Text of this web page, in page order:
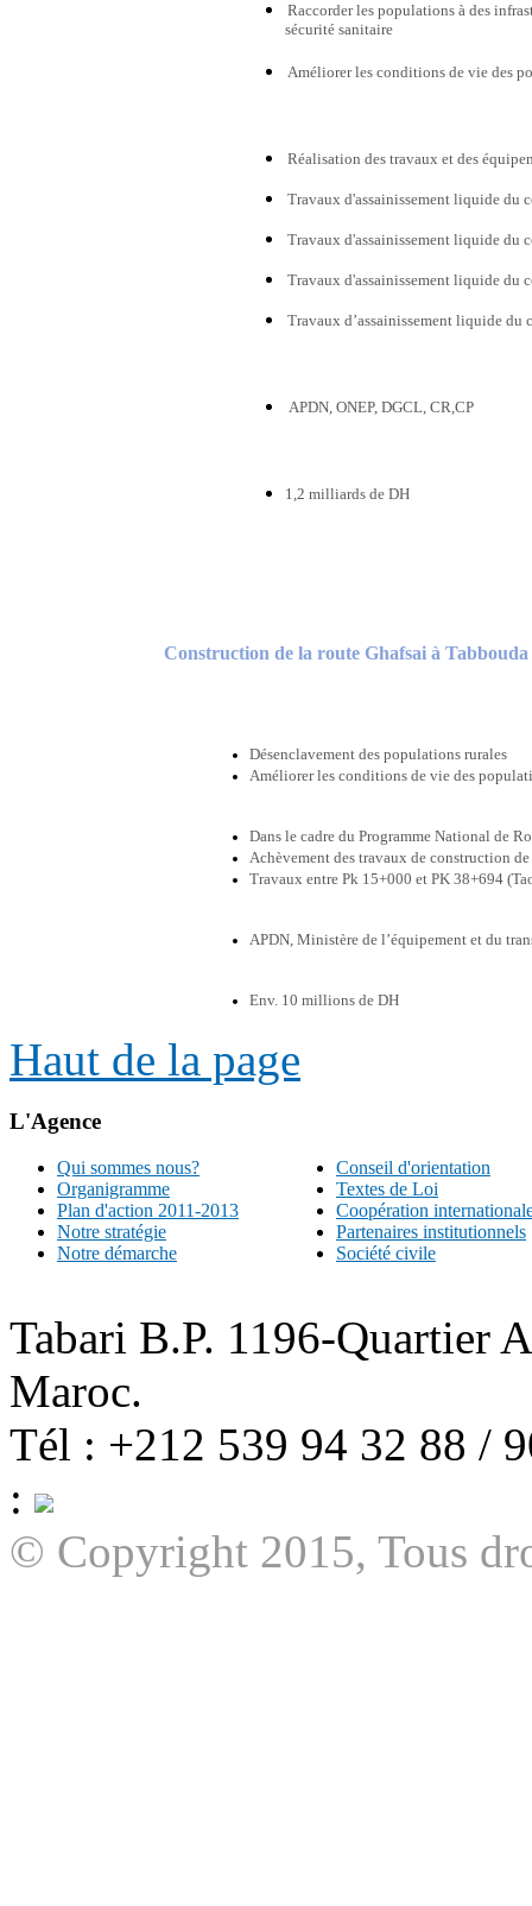
Raccorder les populations à des
sécurité sanitaire
Améliorer les conditions de vie des
Réalisation des travaux et des
Travaux d'assainissement liquide du
Travaux d'assainissement liquide du
Travaux d'assainissement liquide du
Travaux d’assainissement liquide du
APDN, ONEP, DGCL, CR,CP
1,2 milliards de DH
Construction de la route Ghafsai à
Désenclavement des populations rurales
Améliorer les conditions de vie des
Dans le cadre du Programme National de
Achèvement des travaux de construction
Travaux entre Pk 15+000 et PK 38+694
APDN, Ministère de l’équipement et du
Env. 10 millions de DH
Haut de la page
L'Agence
Qui sommes nous?
Organigramme
Plan d'action 2011-2013
Notre stratégie
Notre démarche
Conseil d'orientation
Textes de Loi
Coopération
Partenaires institutionnels
Société civile
Tabari B.P. 1196-Quartier
Maroc.
Tél : +212 539 94 32 88 /
:
© Copyright 2015, Tous